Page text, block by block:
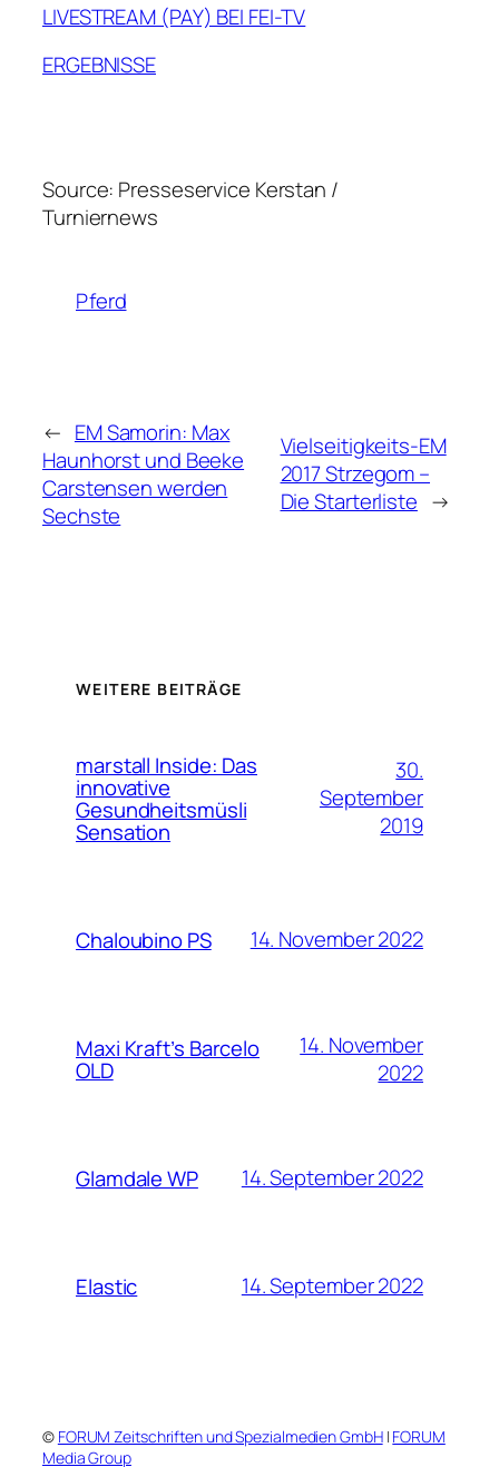
LIVESTREAM (PAY) BEI FEI-TV
ERGEBNISSE
Source: Presseservice Kerstan /
Turniernews
Pferd
← EM Samorin: Max
Haunhorst und Beeke
Carstensen werden
Sechste
Vielseitigkeits-EM
2017 Strzegom –
Die Starterliste →
WEITERE BEITRÄGE
marstall Inside: Das
innovative
Gesundheitsmüsli
Sensation
30.
September
2019
Chaloubino PS 14. November 2022
Maxi Kraft’s Barcelo
OLD
14. November
2022
Glamdale WP 14. September 2022
Elastic 14. September 2022
© FORUM Zeitschriften und Spezialmedien GmbH| FORUM
Media Group